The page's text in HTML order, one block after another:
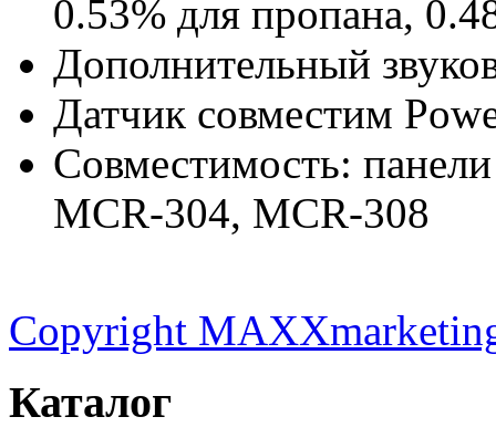
0.53% для пропана,
Дополнительный
Датчик совместим
Совместимость:
MCR-304, MCR-308
Copyright
Каталог